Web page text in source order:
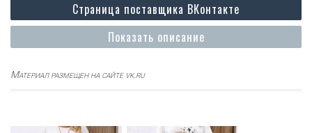
Показать описание
Страница поставщика ВКонтакте
Материал размещен на сайте vk.ru